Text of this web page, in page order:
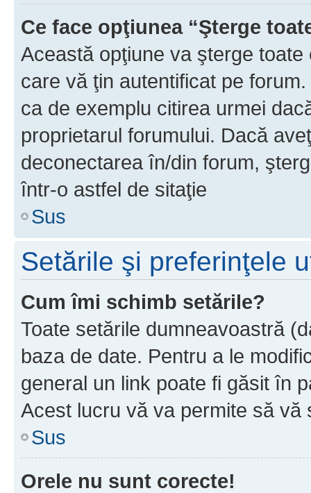
Ce face opţiunea “Şterge
Această opţiune va şterge
care vă ţin autentificat pe
ca de exemplu citirea urmei
proprietarul forumului. Dacă
deconectarea în/din forum,
într-o astfel de sitaţie
Sus
Setările şi preferinţele
Cum îmi schimb setările?
Toate setările dumneavoastră
baza de date. Pentru a le
general un link poate fi găsit în
Acest lucru vă va permite să vă
Sus
Orele nu sunt corecte!